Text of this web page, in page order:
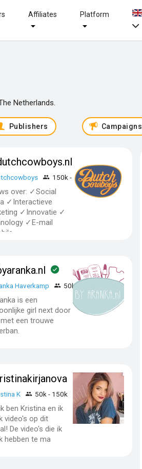
Affiliates Platform
Netherlands.
Publishers Campaigns
150k - 500k
over: ✓Social
✓Interactieve
✓Innovatie ✓
✓E-mail
Haverkamp 50k - 150k
is een
girl next door
een trouwe
K 50k - 150k
ben Kristina en ik
video's op dit
De video's die ik
hebben te ma